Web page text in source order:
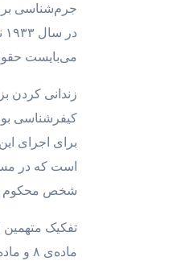
جرم‌شناسی
می‌بایست حقوق
زندانی کردن
کیفرشناسی
برای اجرای
است که در
شخص محکوم
تفکیک